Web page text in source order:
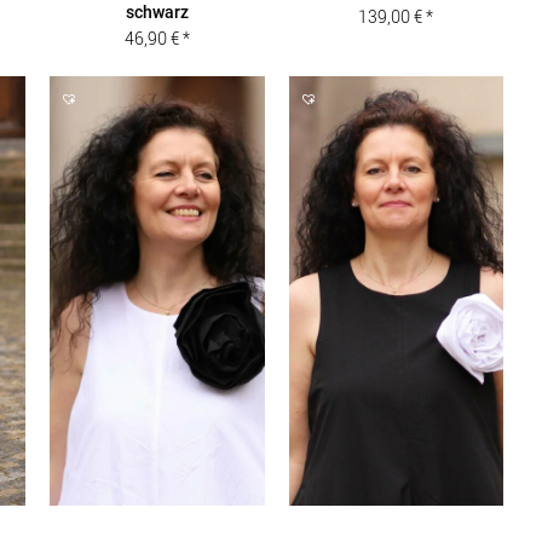
schwarz
46,90€
139,00€